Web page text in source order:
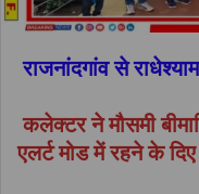
राजनांदगांव से राधेश्याम
कलेक्टर ने मौसमी
एलर्ट मोड में रहने के दिए